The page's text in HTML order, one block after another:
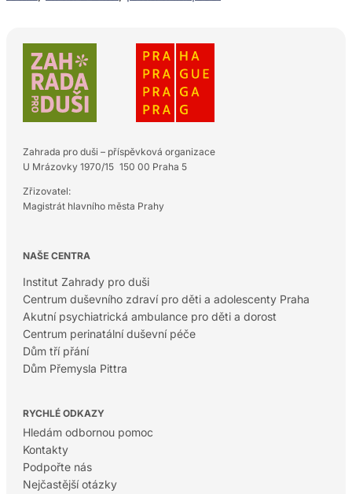
Zahrada pro duši – příspěvková organizace
U Mrázovky 1970/15 150 00 Praha 5
Zřizovatel:
Magistrát hlavního města Prahy
NAŠE CENTRA
Institut Zahrady pro duši
Centrum duševního zdraví pro děti a adolescenty Praha
Akutní psychiatrická ambulance pro děti a dorost
Centrum perinatální duševní péče
Dům tří přání
Dům Přemysla Pittra
RYCHLÉ ODKAZY
Hledám odbornou pomoc
Kontakty
Podpořte nás
Nejčastější otázky